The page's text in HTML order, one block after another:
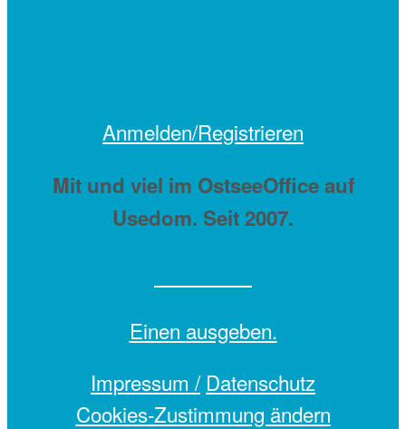
Anmelden/Registrieren
Mit und viel im OstseeOffice auf
Usedom. Seit 2007.
Einen ausgeben.
Impressum / Datenschutz
Cookies-Zustimmung ändern